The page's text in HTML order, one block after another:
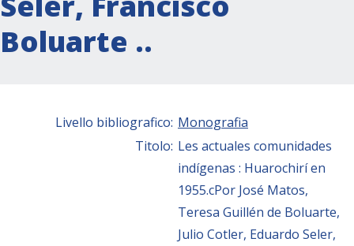
Boluarte ..
Livello bibliografico: Monografia
Titolo: Les actuales comunidades
indígenas : Huarochirí en
1955.cPor José Matos,
Teresa Guillén de Boluarte,
Julio Cotler, Eduardo Seler,